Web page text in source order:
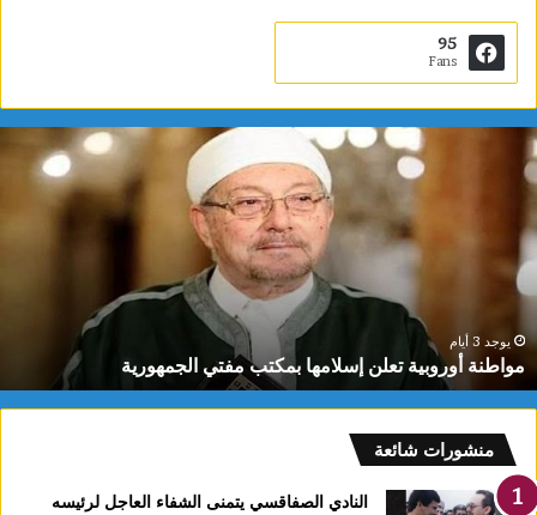
95
Fans
مواطنة
أوروبية
تعلن
إسلامها
بمكتب
مفتي
الجمهورية
يوجد 3 أيام
مواطنة أوروبية تعلن إسلامها بمكتب مفتي الجمهورية
منشورات شائعة
النادي الصفاقسي يتمنى الشفاء العاجل لرئيسه